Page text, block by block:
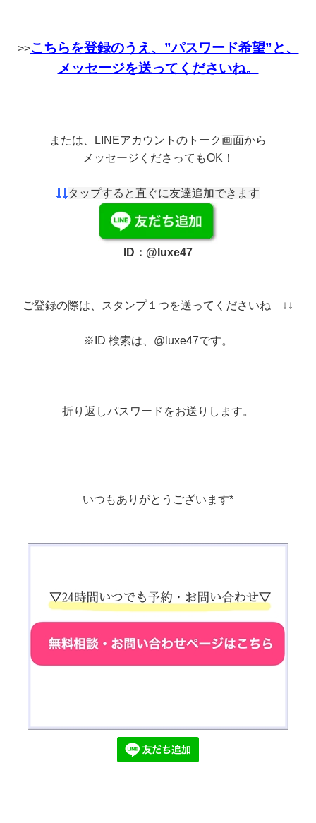
>>こちらを登録のうえ、”パスワード希望”と、
メッセージを送ってくださいね。
または、LINEアカウントのトーク画面から
メッセージくださってもOK！
タップすると直ぐに友達追加できます
ID：@luxe47
ご登録の際は、スタンプ１つを送ってくださいね ↓↓
※ID 検索は、@luxe47です。
折り返しパスワードをお送りします。
いつもありがとうございます*